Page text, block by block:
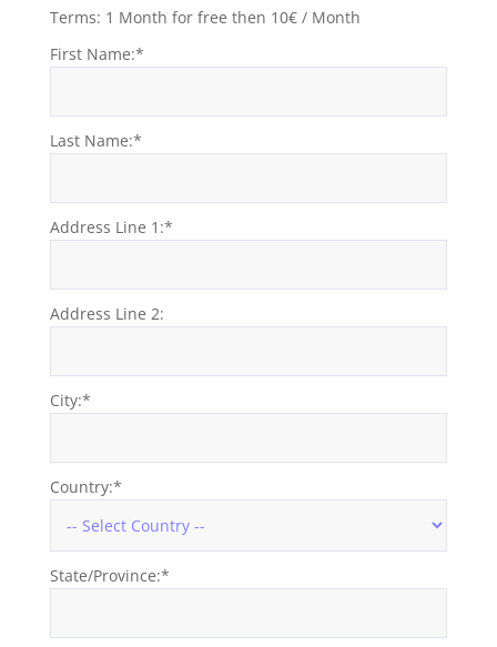
Terms: 1 Month for free then 10€ / Month
First Name:*
Last Name:*
Address Line 1:*
Address Line 2:
City:*
Country:*
State/Province:*